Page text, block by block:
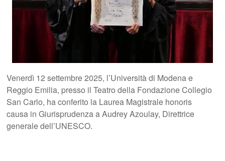
Venerdì 12 settembre 2025, l’Università di Modena e
Reggio Emilia, presso il Teatro della Fondazione Collegio
San Carlo, ha conferito la Laurea Magistrale honoris
causa in Giurisprudenza a Audrey Azoulay, Direttrice
generale dell’UNESCO.